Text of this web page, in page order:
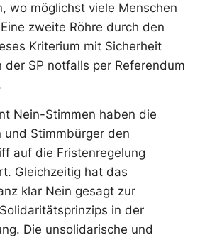
wo möglichst viele Menschen
zweite Röhre durch den
Kriterium mit Sicherheit
SP notfalls per Referendum
Nein-Stimmen haben die
und Stimmbürger den
auf die Fristenregelung
Gleichzeitig hat das
klar Nein gesagt zur
in der
Die unsolidarische und